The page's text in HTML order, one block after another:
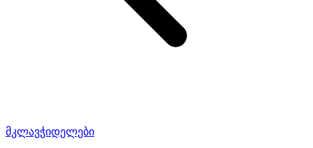
მკლავჭიდელები